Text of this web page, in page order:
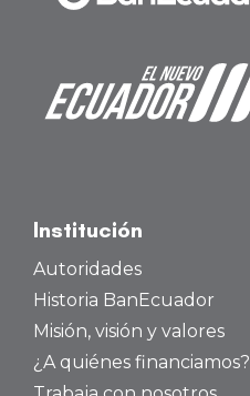
Institución
Autoridades
Historia BanEcuador
Misión, visión y valores
¿A quiénes financiamos?